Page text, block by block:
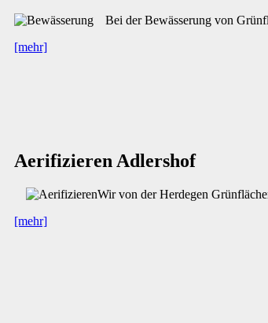
Bei der Bewässerung von
[mehr]
Aerifizieren Adlershof
Wir von der Herdegen
[mehr]